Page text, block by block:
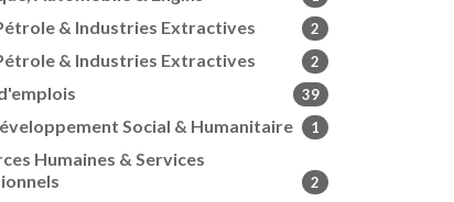
& Industries Extractives 2
& Industries Extractives 2
39
Social & Humanitaire 1
Humaines & Services
2